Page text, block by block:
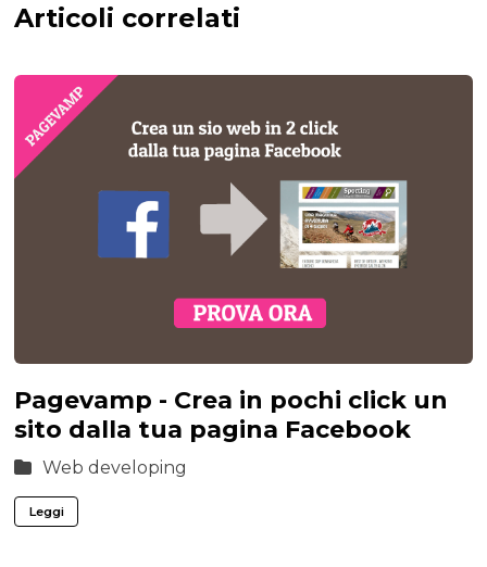
Articoli correlati
Pagevamp - Crea in pochi click un
sito dalla tua pagina Facebook
Web developing
Leggi